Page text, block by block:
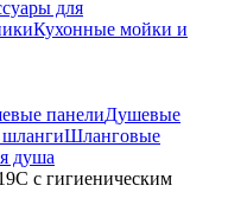
для
Кухонные мойки и
панелиДушевые
Шланговые
душа
с гигиеническим